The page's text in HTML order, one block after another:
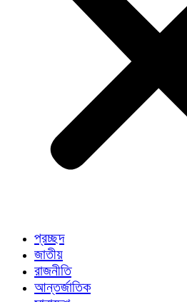
প্রচ্ছদ
জাতীয়
রাজনীতি
আন্তর্জাতিক